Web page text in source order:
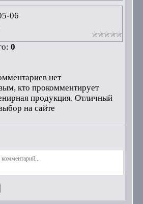
06
0
нет
кто прокомментирует
продукция. Отличный
на сайте